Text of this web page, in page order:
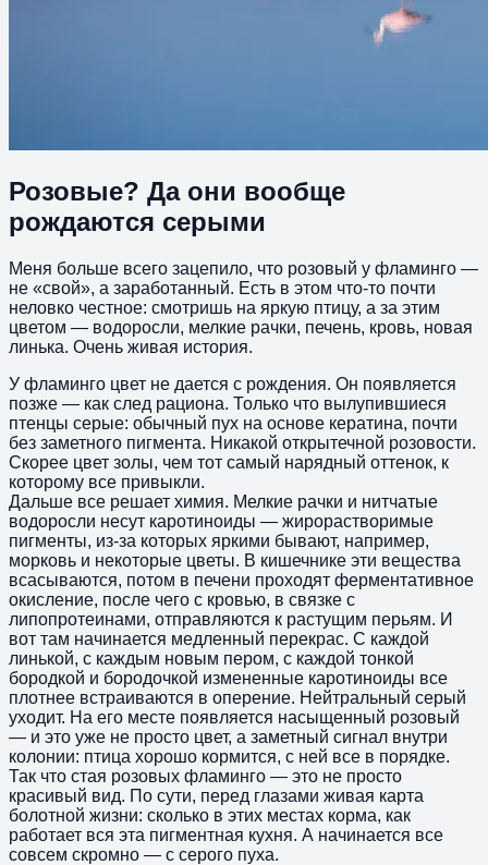
Розовые? Да они вообще
рождаются серыми
Меня больше всего зацепило, что розовый у фламинго —
не «свой», а заработанный. Есть в этом что-то почти
неловко честное: смотришь на яркую птицу, а за этим
цветом — водоросли, мелкие рачки, печень, кровь, новая
линька. Очень живая история.
У фламинго цвет не дается с рождения. Он появляется
позже — как след рациона. Только что вылупившиеся
птенцы серые: обычный пух на основе кератина, почти
без заметного пигмента. Никакой открытечной розовости.
Скорее цвет золы, чем тот самый нарядный оттенок, к
которому все привыкли.
Дальше все решает химия. Мелкие рачки и нитчатые
водоросли несут каротиноиды — жирорастворимые
пигменты, из-за которых яркими бывают, например,
морковь и некоторые цветы. В кишечнике эти вещества
всасываются, потом в печени проходят ферментативное
окисление, после чего с кровью, в связке с
липопротеинами, отправляются к растущим перьям. И
вот там начинается медленный перекрас. С каждой
линькой, с каждым новым пером, с каждой тонкой
бородкой и бородочкой измененные каротиноиды все
плотнее встраиваются в оперение. Нейтральный серый
уходит. На его месте появляется насыщенный розовый
— и это уже не просто цвет, а заметный сигнал внутри
колонии: птица хорошо кормится, с ней все в порядке.
Так что стая розовых фламинго — это не просто
красивый вид. По сути, перед глазами живая карта
болотной жизни: сколько в этих местах корма, как
работает вся эта пигментная кухня. А начинается все
совсем скромно — с серого пуха.